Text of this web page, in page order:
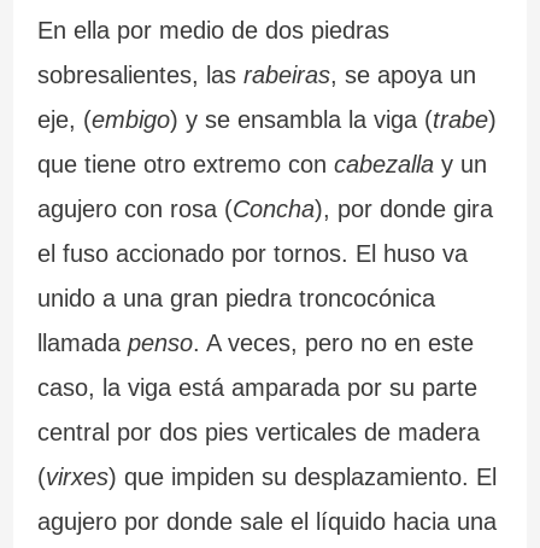
En ella por medio de dos piedras
sobresalientes, las rabeiras, se apoya un
eje, (embigo) y se ensambla la viga (trabe)
que tiene otro extremo con cabezallay un
agujero con rosa (Concha), por donde gira
el fuso accionado por tornos. El huso va
unido a una gran piedra troncocónica
llamada penso. A veces, pero no en este
caso, la viga está amparada por su parte
central por dos pies verticales de madera
(virxes) que impiden su desplazamiento. El
agujero por donde sale el líquido hacia una